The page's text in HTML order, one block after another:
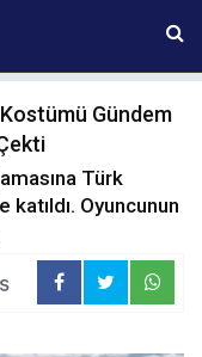
Gündem
Türk
Oyuncunun